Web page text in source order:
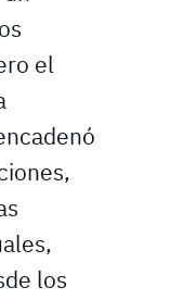
el
los